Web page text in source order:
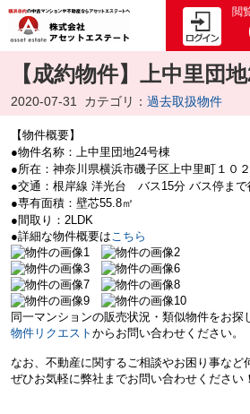
閲
【成約物件】上中里団
2020-07-31 カテゴリ： 過去取扱物件
【物件概要】
●物件名称：上中里団地24号棟
●所在：神奈川県横浜市磯子区上中里町１０
●交通：根岸線 洋光台 バス15分 バス停まで
●専有面積：壁芯55.8㎡
●間取り：2LDK
●詳細な物件概要はこちら
同一マンションの販売状況・類似物件をお探
物件リクエスト からお問い合わせください。
なお、不動産に関するご相談やお困り事など
ぜひお気軽に弊社までお問い合わせください！